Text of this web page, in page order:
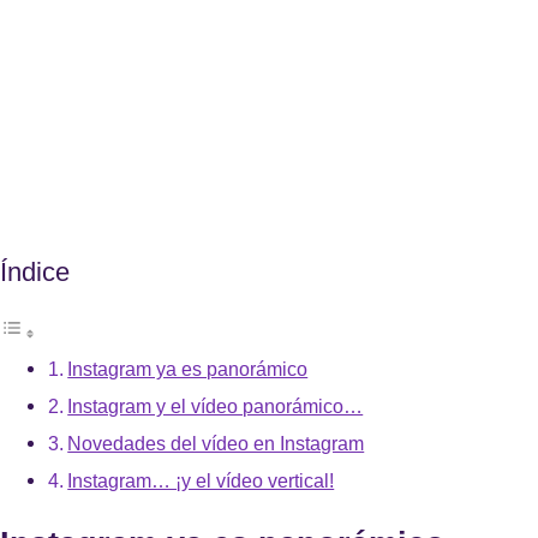
Índice
Instagram ya es panorámico
Instagram y el vídeo panorámico…
Novedades del vídeo en Instagram
Instagram… ¡y el vídeo vertical!